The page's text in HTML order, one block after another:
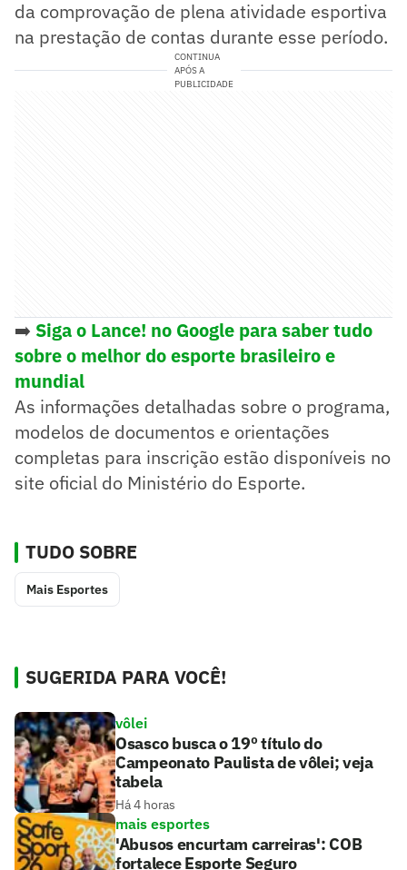
da comprovação de plena atividade esportiva
na prestação de contas durante esse período.
CONTINUA
APÓS A
PUBLICIDADE
➡️ Siga o Lance! no Google para saber tudo
sobre o melhor do esporte brasileiro e
mundial
As informações detalhadas sobre o programa,
modelos de documentos e orientações
completas para inscrição estão disponíveis no
site oficial do Ministério do Esporte.
TUDO SOBRE
Mais Esportes
SUGERIDA PARA VOCÊ!
vôlei
Osasco busca o 19º título do
Campeonato Paulista de vôlei; veja
tabela
Há 4 horas
mais esportes
'Abusos encurtam carreiras': COB
fortalece Esporte Seguro